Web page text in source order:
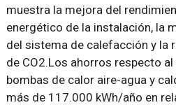
muestra la mejora del
energético de la instalación, la
del sistema de calefacción y la
de CO2.Los ahorros respecto
bombas de calor aire-agua y
más de 117.000 kWh/año en